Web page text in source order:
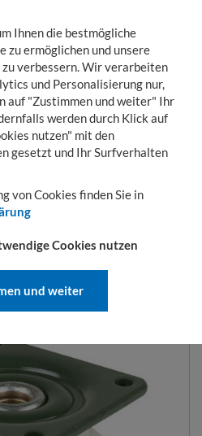
KONTO WARENKORB
Rollbare Maschinenfüße
UND
DURCH
Ihnen die bestmögliche
zu ermöglichen und unsere
verbessern. Wir verarbeiten
und Personalisierung nur,
auf "Zustimmen und weiter" Ihr
werden durch Klick auf
nutzen" mit den
gesetzt und Ihr Surfverhalten
von Cookies finden Sie in
Cookies nutzen
und weiter